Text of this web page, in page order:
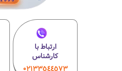
ارتباط با
کارشناس
۰٢١٣٣٥٤٤٥٧٣